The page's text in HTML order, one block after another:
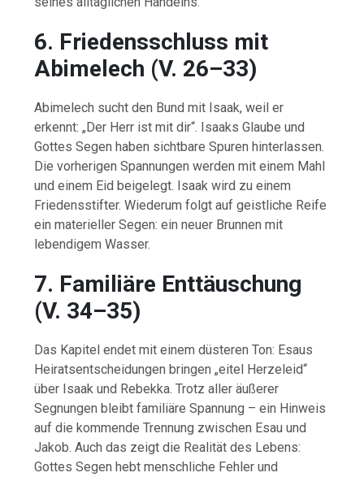
6. Friedensschluss mit
Abimelech (V. 26–33)
Abimelech suchtden Bundmit Isaak,weiler
erkennt: „Der Herr istmitdir“. IsaaksGlaubeund
GottesSegenhaben sichtbareSpurenhinterlassen.
DievorherigenSpannungenwerdenmiteinem Mahl
undeinem Eidbeigelegt. Isaakwird zueinem
Friedensstifter.Wiederumfolgtaufgeistliche Reife
einmateriellerSegen:einneuer Brunnenmit
lebendigemWasser.
7. Familiäre Enttäuschung
(V. 34–35)
Das KapitelendetmiteinemdüsterenTon: Esaus
Heiratsentscheidungenbringen „eitel Herzeleid“
über Isaakund Rebekka.Trotzalleräußerer
SegnungenbleibtfamiliäreSpannung –ein Hinweis
aufdiekommendeTrennung zwischen Esauund
Jakob.Auchdas zeigtdie Realitätdes Lebens:
GottesSegenhebtmenschliche Fehlerund